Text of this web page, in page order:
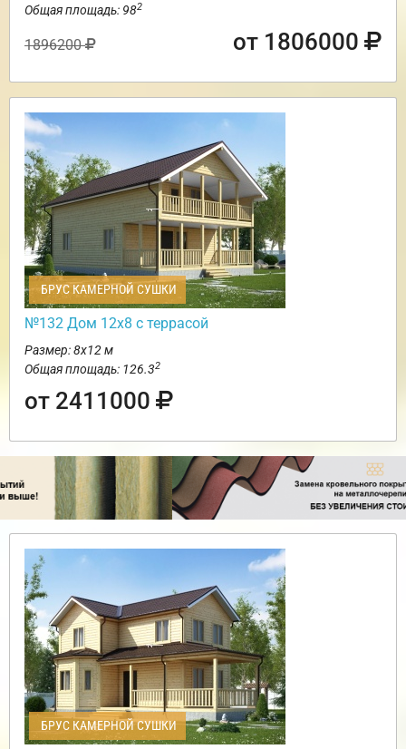
Общая площадь: 982
1896200 от 1806000
БРУС КАМЕРНОЙ СУШКИ
№132 Дом 12х8 с террасой
Размер: 8х12 м
Общая площадь: 126.32
от 2411000
БРУС КАМЕРНОЙ СУШКИ